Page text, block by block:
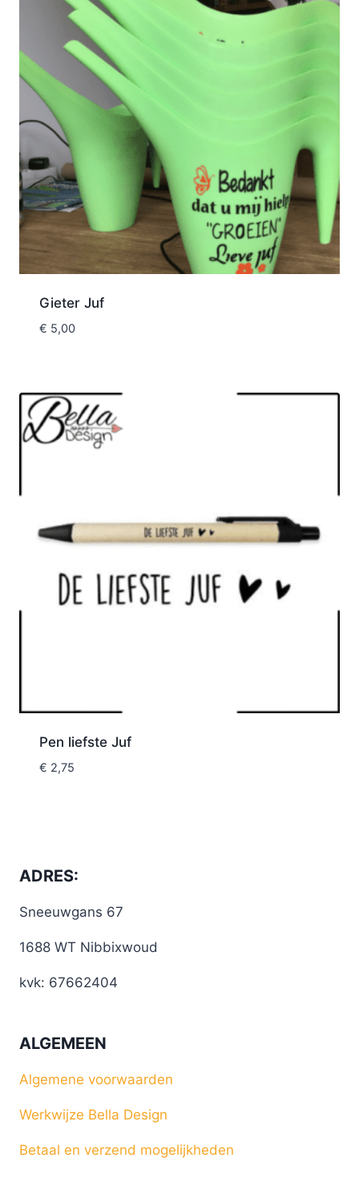
Gieter Juf
€ 5,00
Pen liefste Juf
€ 2,75
ADRES:
Sneeuwgans 67
1688 WT Nibbixwoud
kvk: 67662404
ALGEMEEN
Algemene voorwaarden
Werkwijze Bella Design
Betaal en verzend mogelijkheden